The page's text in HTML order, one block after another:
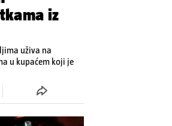
iz
uživa na
u kupaćem koji je